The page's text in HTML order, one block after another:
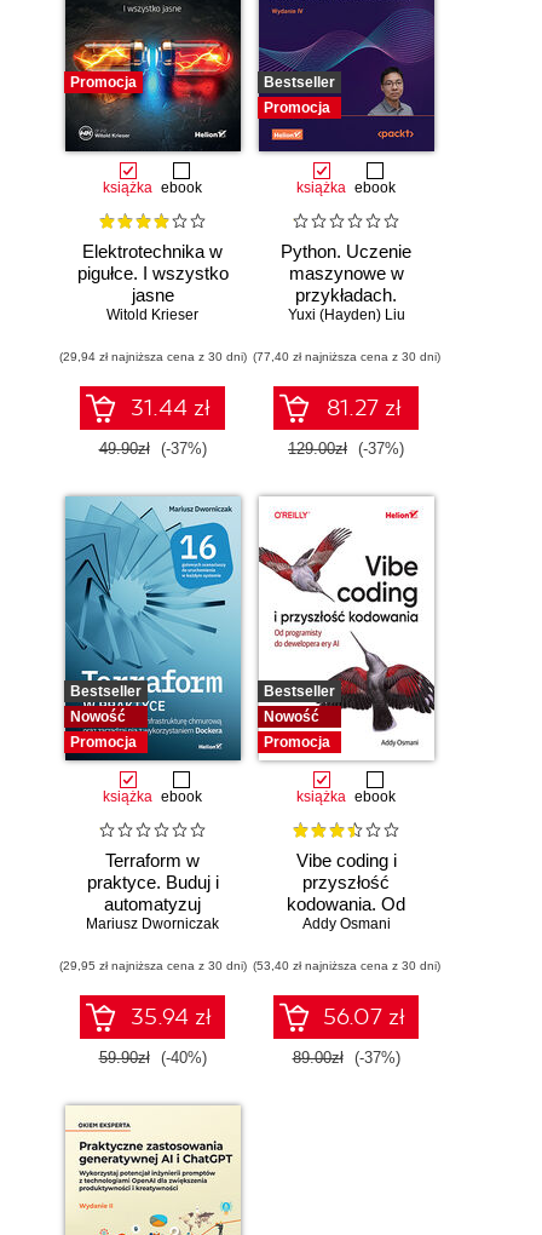
Promocja
książka ebook
Elektrotechnika w
pigułce. I wszystko
jasne
Witold Krieser
(29,94 zł najniższa cena z 30 dni)
31.44 zł
49.90zł (-37%)
Bestseller
Promocja
książka ebook
Python. Uczenie
maszynowe w
przykładach.
Najlepsze praktyki
zastosowaniach.
Wydanie IV
Yuxi (Hayden) Liu
(77,40 zł najniższa cena z 30 dni)
81.27 zł
129.00zł (-37%)
Bestseller
Nowość
Promocja
książka ebook
Terraform w
praktyce. Buduj i
automatyzuj
infrastrukturę
zarządzaj nią z
wykorzystaniem
Dockera
Mariusz Dworniczak
(29,95 zł najniższa cena z 30 dni)
35.94 zł
59.90zł (-40%)
Bestseller
Nowość
Promocja
książka ebook
Vibe coding i
przyszłość
kodowania. Od
programisty do
Addy Osmani
(53,40 zł najniższa cena z 30 dni)
56.07 zł
89.00zł (-37%)